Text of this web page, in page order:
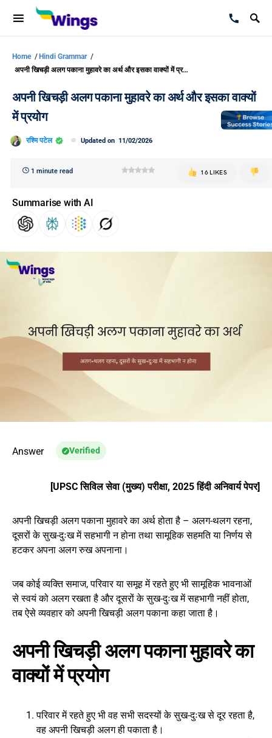
Home / Hindi Grammar /
अपनी खिचड़ी अलग पकाना मुहावरे का अर्थ और इसका वाक्यों में प्रयोग
अपनी खिचड़ी अलग पकाना मुहावरे का अर्थ और इसका वाक्यों
में प्रयोग
रश्मि पटेल Updated on 11/02/2026
1 minute read 16 LIKES
Summarise with AI
Answer Verified
[UPSC सिविल सेवा (मुख्य) परीक्षा, 2025 हिंदी अनिवार्य पेपर]
अपनी खिचड़ी अलग पकाना मुहावरे का अर्थ होता है – अलग-थलग रहना,
दूसरों के सुख-दुःख में सहभागी न होना तथा सामूहिक सहमति या निर्णय से
हटकर अपना अलग रुख अपनाना।
जब कोई व्यक्ति समाज, परिवार या समूह में रहते हुए भी सामूहिक भावनाओं
से स्वयं को अलग रखता है और दूसरों के सुख-दुःख में सहभागी नहीं होता,
तब ऐसे व्यवहार को अपनी खिचड़ी अलग पकाना कहा जाता है।
अपनी खिचड़ी अलग पकाना मुहावरे का
वाक्यों में प्रयोग
परिवार में रहते हुए भी वह सभी सदस्यों के सुख-दुःख से दूर रहता है,
वह अपनी खिचड़ी अलग ही पकाता है।